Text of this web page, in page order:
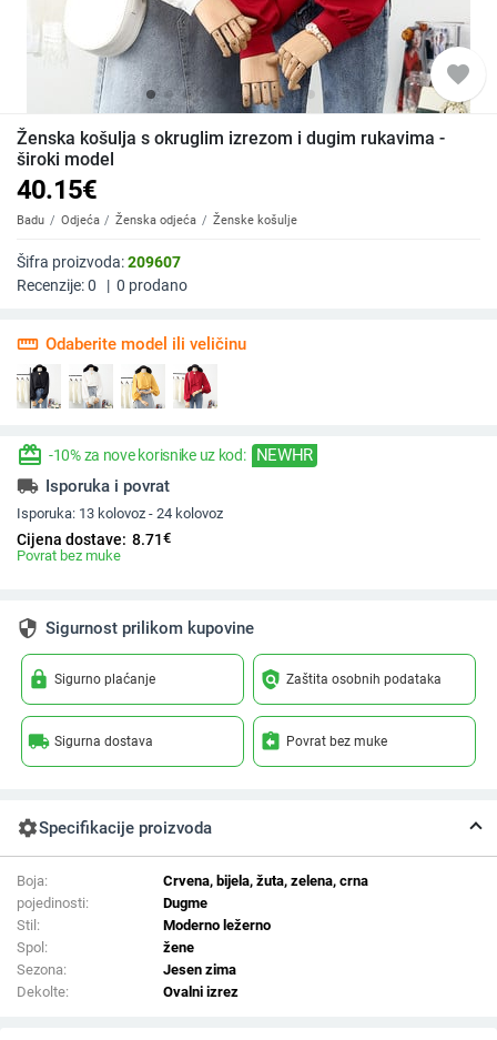
favorite
Ženska košulja s okruglim izrezom i dugim rukavima -
široki model
40.15€
Badu Odjeća Ženska odjeća Ženske košulje
Šifra proizvoda:209607
Recenzije:0 | 0 prodano
straighten Odaberite model ili veličinu
redeem -10% za nove korisnike uz kod: NEWHR
local_shipping Isporuka i povrat
Isporuka: 13 kolovoz - 24 kolovoz
Cijena dostave: 8.71€
Povrat bez muke
security Sigurnost prilikom kupovine
lock Sigurno plaćanje policy Zaštita osobnih podataka
local_shipping Sigurna dostava assignment_return Povrat bez muke
settingsSpecifikacije proizvoda
Boja:
Crvena, bijela, žuta, zelena, crna
pojedinosti:
Dugme
Stil:
Moderno ležerno
Spol:
žene
Sezona:
Jesen zima
Dekolte:
Ovalni izrez